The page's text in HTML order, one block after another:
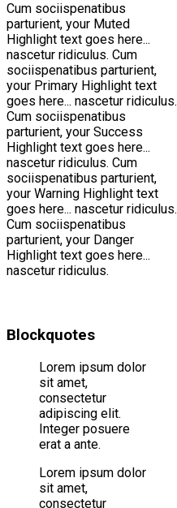
Cum sociispenatibus
parturient, your Muted
Highlight text goes here...
nascetur ridiculus. Cum
sociispenatibus parturient,
your Primary Highlight text
goes here... nascetur ridiculus.
Cum sociispenatibus
parturient, your Success
Highlight text goes here...
nascetur ridiculus. Cum
sociispenatibus parturient,
your Warning Highlight text
goes here... nascetur ridiculus.
Cum sociispenatibus
parturient, your Danger
Highlight text goes here...
nascetur ridiculus.
Blockquotes
Lorem ipsum dolor
sit amet,
consectetur
adipiscing elit.
Integer posuere
erat a ante.
Lorem ipsum dolor
sit amet,
consectetur